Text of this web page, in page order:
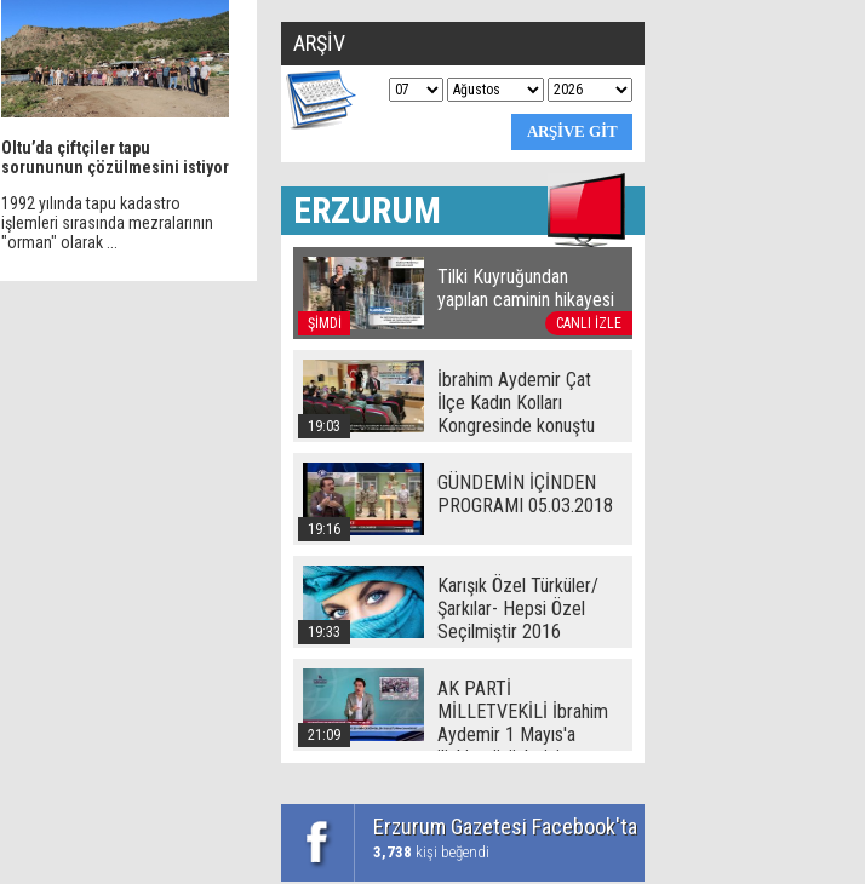
Oltu’da çiftçiler tapu
sorununun çözülmesini istiyor
1992 yılında tapu kadastro
işlemleri sırasında mezralarının
"orman" olarak ...
ARŞİV
ERZURUM
ŞİMDİ CANLI İZLE
Tilki Kuyruğundan
yapılan caminin hikayesi
19:03
İbrahim Aydemir Çat
İlçe Kadın Kolları
Kongresinde konuştu
19:16
GÜNDEMİN İÇİNDEN
PROGRAMI 05.03.2018
19:33
Karışık Özel Türküler/
Şarkılar- Hepsi Özel
Seçilmiştir 2016
21:09
AK PARTİ
MİLLETVEKİLİ İbrahim
Aydemir 1 Mayıs'a
ilişkin görüşlerini
açıkladı
Erzurum Gazetesi Facebook'ta
3,738 kişi beğendi